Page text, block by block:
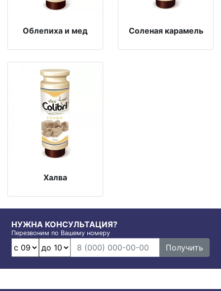
Облепиха и мед Соленая карамель
Халва
НУЖНА КОНСУЛЬТАЦИЯ?
Перезвоним по Вашему номеру
Получить